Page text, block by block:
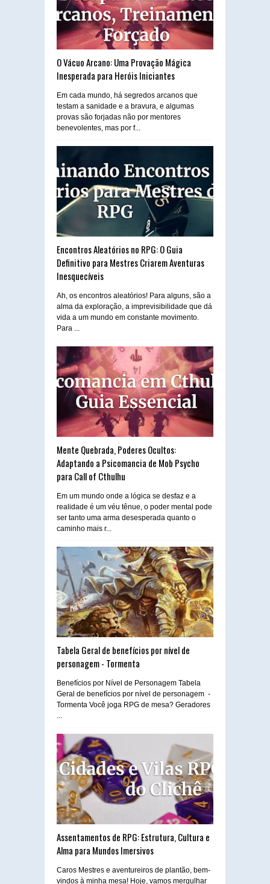
O Vácuo Arcano: Uma Provação Mágica
Inesperada para Heróis Iniciantes
Em cada mundo, há segredos arcanos que
testam a sanidade e a bravura, e algumas
provas são forjadas não por mentores
benevolentes, mas por f...
Encontros Aleatórios no RPG: O Guia
Definitivo para Mestres Criarem Aventuras
Inesquecíveis
Ah, os encontros aleatórios! Para alguns, são a
alma da exploração, a imprevisibilidade que dá
vida a um mundo em constante movimento.
Para ...
Mente Quebrada, Poderes Ocultos:
Adaptando a Psicomancia de Mob Psycho
para Call of Cthulhu
Em um mundo onde a lógica se desfaz e a
realidade é um véu tênue, o poder mental pode
ser tanto uma arma desesperada quanto o
caminho mais r...
Tabela Geral de benefícios por nível de
personagem - Tormenta
Benefícios por Nível de Personagem Tabela
Geral de benefícios por nível de personagem -
Tormenta Você joga RPG de mesa? Geradores
Assentamentos de RPG: Estrutura, Cultura e
Alma para Mundos Imersivos
Caros Mestres e aventureiros de plantão, bem-
vindos à minha mesa! Hoje, vamos mergulhar